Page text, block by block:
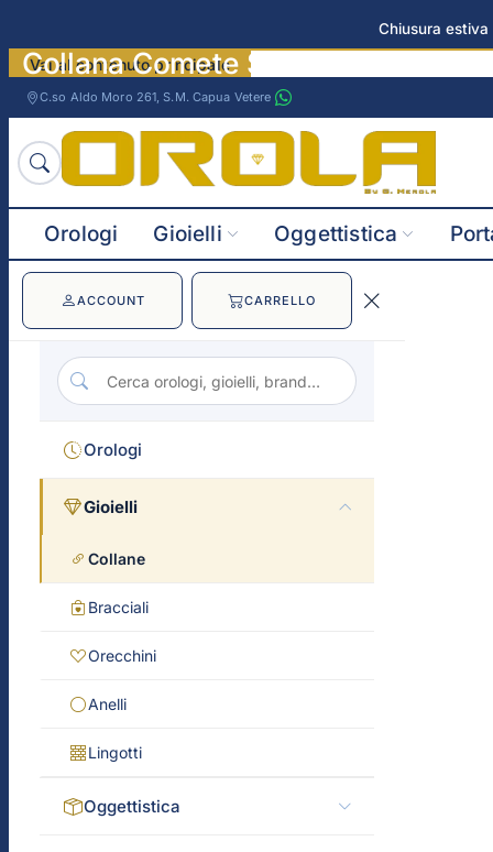
Chiusura
Vai al contenuto principale
C.so Aldo Moro 261, S.M. Capua Vetere
Orologi Gioielli Oggettistica
ACCOUNT CARRELLO
Orologi
Gioielli
Collane
Bracciali
Orecchini
Anelli
Lingotti
Oggettistica
Collana Comete Storie di luce